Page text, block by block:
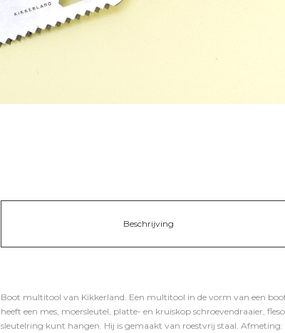
Beschrijving
Boot multitool van Kikkerland. Een multitool in de vorm van een
heeft een mes, moersleutel, platte- en kruiskop schroevendraaier,
sleutelring kunt hangen. Hij is gemaakt van roestvrij staal. Afmeting: